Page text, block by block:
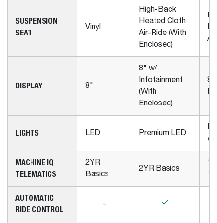
SUSPENSION
SEAT
Vinyl
High-Back
Heated Cloth
Air-Ride (With
Enclosed)
DISPLAY 8"
8" w/
Infotainment
(With
Enclosed)
8"
LIGHTS LED Premium LED
w/
MACHINE IQ
TELEMATICS
2YR
Basics
2YR Basics
AUTOMATIC
RIDE CONTROL
-